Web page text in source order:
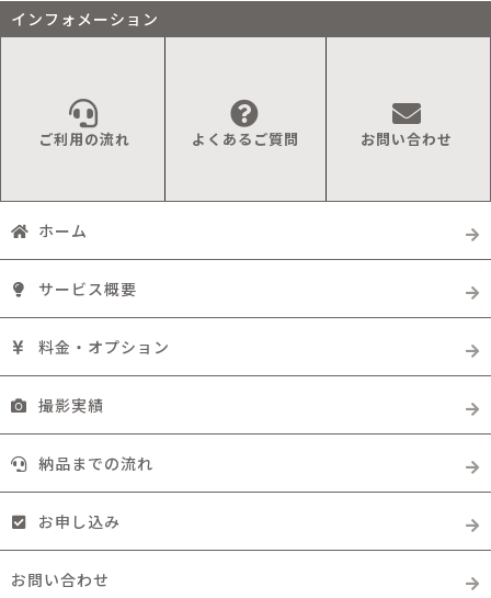
インフォメーション
ご利用の流れ よくあるご質問 お問い合わせ
ホーム
サービス概要
料金・オプション
撮影実績
納品までの流れ
お申し込み
お問い合わせ